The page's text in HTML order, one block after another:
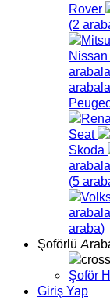
Rover
(2
Nissan
Seat
Skoda
(5
araba)
Şoförlü
Şoför
Giriş Yap